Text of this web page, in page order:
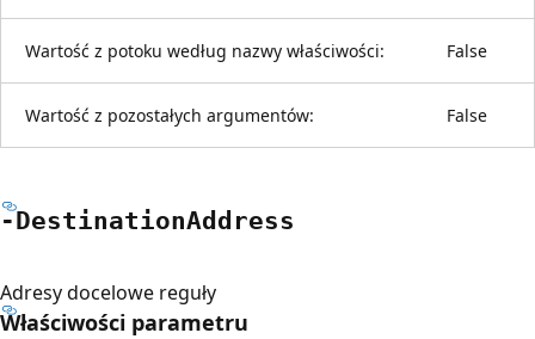
Wartość z potoku według nazwy właściwości: False
Wartość z pozostałych argumentów: False
-DestinationAddress
Adresy docelowe reguły
Właściwości parametru